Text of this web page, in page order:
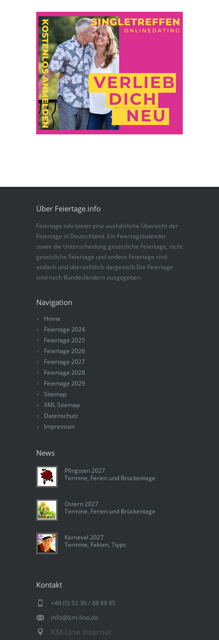
Über Feiertage.info
Feiertage.info bietet eine ausführliche Übersicht der
Feiertage in Deutschland. Ein Feiertagskalender
sowie die Unterscheidung gesetzliche Feiertage, nicht
gesetzliche Feiertage und andere Feiertage sind
einfach und übersichtlich dargestellt.Die Feiertage
sind nach Bundesländern ausgegeben.
Navigation
Home
Feiertage 2024
Feiertage 2025
Feiertage 2026
Feiertage 2027
Feiertage 2028
Feiertage 2029
Sitemap
XML Sitemap
Datenschutz
Impressum
News
Pfingsten 2027
Termine, Ferien und Brückentage
Ostern 2027
Termine, Ferien und Brückentage
Karneval 2027
Termine, Fakten, Tipps
Kontakt
+49 (0) 52 36 / 88 88 85
info@km-line.de
KM-Line Internet